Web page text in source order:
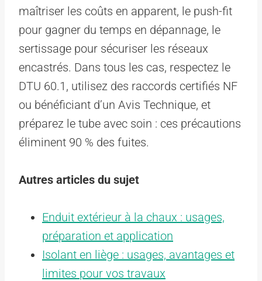
maîtriser les coûts en apparent, le push-fit
pour gagner du temps en dépannage, le
sertissage pour sécuriser les réseaux
encastrés. Dans tous les cas, respectez le
DTU 60.1, utilisez des raccords certifiés NF
ou bénéficiant d’un Avis Technique, et
préparez le tube avec soin : ces précautions
éliminent 90 % des fuites.
Autres articles du sujet
Enduit extérieur à la chaux : usages,
préparation et application
Isolant en liège : usages, avantages et
limites pour vos travaux